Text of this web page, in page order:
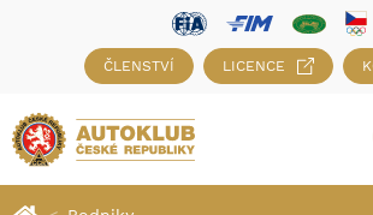
ČLENSTVÍ LICENCE